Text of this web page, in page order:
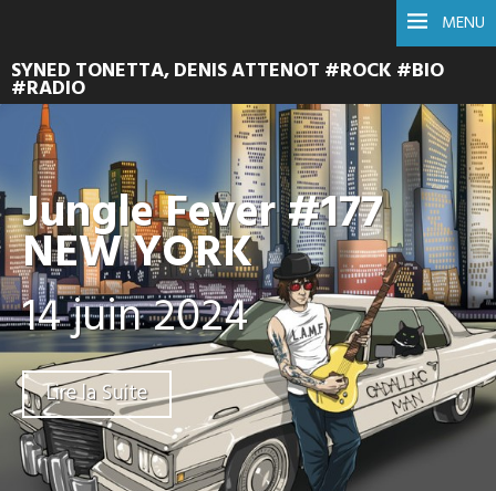
MENU
SYNED TONETTA, DENIS ATTENOT #ROCK #BIO
#RADIO
Jungle Fever #177
NEW YORK
14 juin 2024
Lire la Suite